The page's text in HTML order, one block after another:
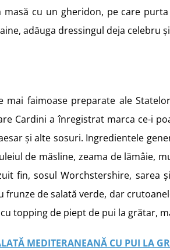
masă cu un gheridon, pe care
adăuga dressingul deja celebru
mai faimoase preparate ale
Cardini a înregistrat marca ce-i
și alte sosuri. Ingredientele
de măsline, zeama de lămâie,
fin, sosul Worchstershire, sarea
de salată verde, dar
topping de piept de pui la grătar,
MEDITERANEANĂ CU PUI LA